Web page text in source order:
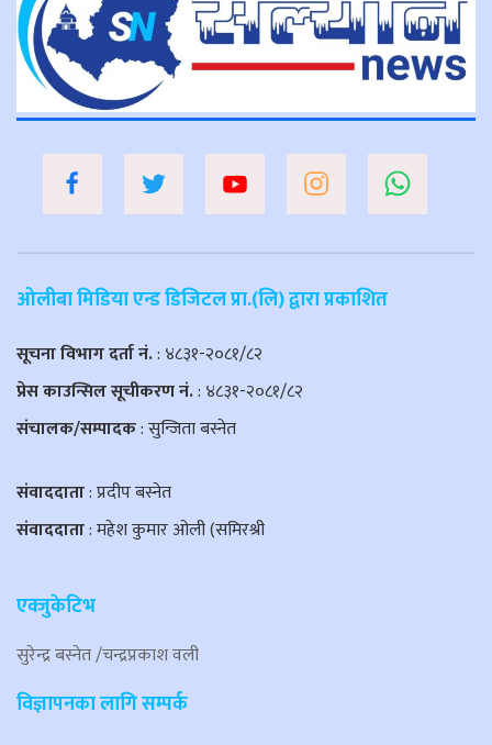
ओलीबा मिडिया एन्ड डिजिटल प्रा.(लि) द्वारा प्रकाशित
सूचना विभाग दर्ता नं.: ४८३१-२०८१/८२
प्रेस काउन्सिल सूचीकरण नं.: ४८३१-२०८१/८२
संचालक/सम्पादक: सुन्जिता बस्नेत
संवाददाता: प्रदीप बस्नेत
संवाददाता: महेश कुमार ओली (समिरश्री
एक्जुकेटिभ
सुरेन्द्र बस्नेत /चन्द्रप्रकाश वली
विज्ञापनका लागि सम्पर्क